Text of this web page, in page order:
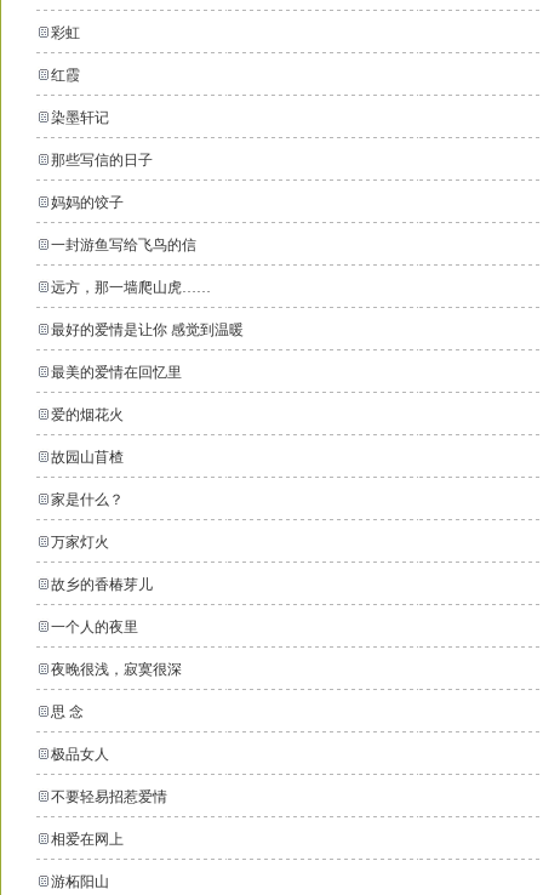
彩虹
红霞
染墨轩记
那些写信的日子
妈妈的饺子
一封游鱼写给飞鸟的信
远方，那一墙爬山虎……
最好的爱情是让你 感觉到温暖
最美的爱情在回忆里
爱的烟花火
故园山苜楂
家是什么？
万家灯火
故乡的香椿芽儿
一个人的夜里
夜晚很浅，寂寞很深
思 念
极品女人
不要轻易招惹爱情
相爱在网上
游柘阳山